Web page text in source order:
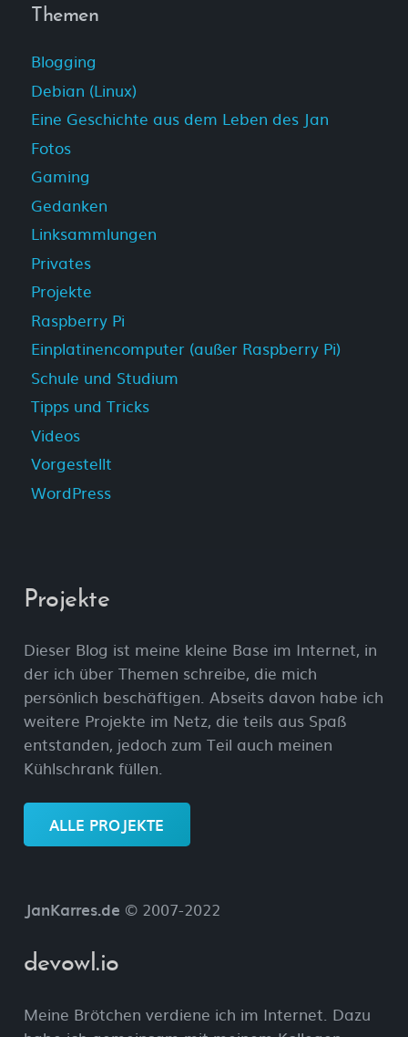
Themen
Blogging
Debian (Linux)
Eine Geschichte aus dem Leben des Jan
Fotos
Gaming
Gedanken
Linksammlungen
Privates
Projekte
Raspberry Pi
Einplatinencomputer (außer Raspberry Pi)
Schule und Studium
Tipps und Tricks
Videos
Vorgestellt
WordPress
Projekte
Dieser Blog ist meine kleine Base im Internet, in
der ich über Themen schreibe, die mich
persönlich beschäftigen. Abseits davon habe ich
weitere Projekte im Netz, die teils aus Spaß
entstanden, jedoch zum Teil auch meinen
Kühlschrank füllen.
ALLE PROJEKTE
JanKarres.de © 2007-2022
devowl.io
Meine Brötchen verdiene ich im Internet. Dazu